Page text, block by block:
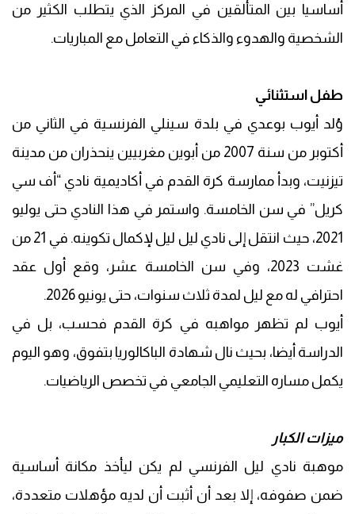
أساسيا بين المتألقين في المركز الذي يتطلب الكثير من
الشخصية والهدوء والذكاء في التعامل مع المباريات.
طفل استثنائي
وُلد أيوب بوعدي في بلدة سينلي الفرنسية في الثاني من
أكتوبر من سنة 2007 من أبوين مغربيين ينحذران من مدينة
تيزنيت، وبدأ ممارسة كرة القدم في أكاديمية نادي “أف سي
كريل” في سن الخامسة. واستمر في هذا النادي حتى يوليو
2021، حيث انتقل إلى نادي ليل ليل لإكمال تكوينه. في 21 من
غشت 2023، وفي سن الخامسة عشر، وقع أول عقد
احترافي له مع ليل لمدة ثلاث سنوات، حتى يونيو 2026.
أيوب لم تظهر مواهبه في كرة القدم فحسب، بل في
الدراسة أيضا، بحيث نال شهادة الباكالوريا بتفوق، وهو اليوم
يكمل مساره التعليمي الجامعي في تخصص الرياضيات.
ميزات الكبار
موهبة نادي ليل الفرنسي لم يكن ليأخذ مكانة أساسية
ضمن صفوفه، إلا بعد أن أثبت أن لديه مؤهلات متعددة،